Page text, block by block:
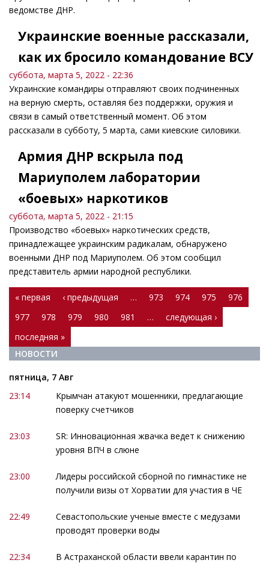
ведомстве ДНР.
Украинские военные рассказали,
как их бросило командование ВСУ
суббота, марта 5, 2022 - 22:36
Украинские командиры отправляют своих подчиненных
на верную смерть, оставляя без поддержки, оружия и
связи в самый ответственный момент. Об этом
рассказали в субботу, 5 марта, сами киевские силовики.
Армия ДНР вскрыла под
Мариуполем лаборатории
«боевых» наркотиков
суббота, марта 5, 2022 - 21:15
Производство «боевых» наркотических средств,
принадлежащее украинским радикалам, обнаружено
военными ДНР под Мариуполем. Об этом сообщил
представитель армии народной республики.
Страницы
« первая ‹ предыдущая … 973 974 975
976
977
978 979 980 981 …
следующая ›
последняя »
НОВОСТИ
пятница, 7 Авг
23:14
Крымчан атакуют мошенники, предлагающие
поверку счетчиков
23:03
SR: Инновационная жвачка ведет к снижению
уровня ВПЧ в слюне
23:00
Лидеры российской сборной по гимнастике не
получили визы от Хорватии для участия в ЧЕ
22:49
Севастопольские ученые вместе с медузами
проводят проверки воды
22:34
В Астраханской области ввели карантин по